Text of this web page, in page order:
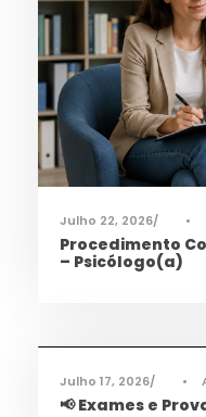
Julho 22, 2026 •
Procedimento
– Psicólogo(a)
Julho 17, 2026 •
📢 Exames e